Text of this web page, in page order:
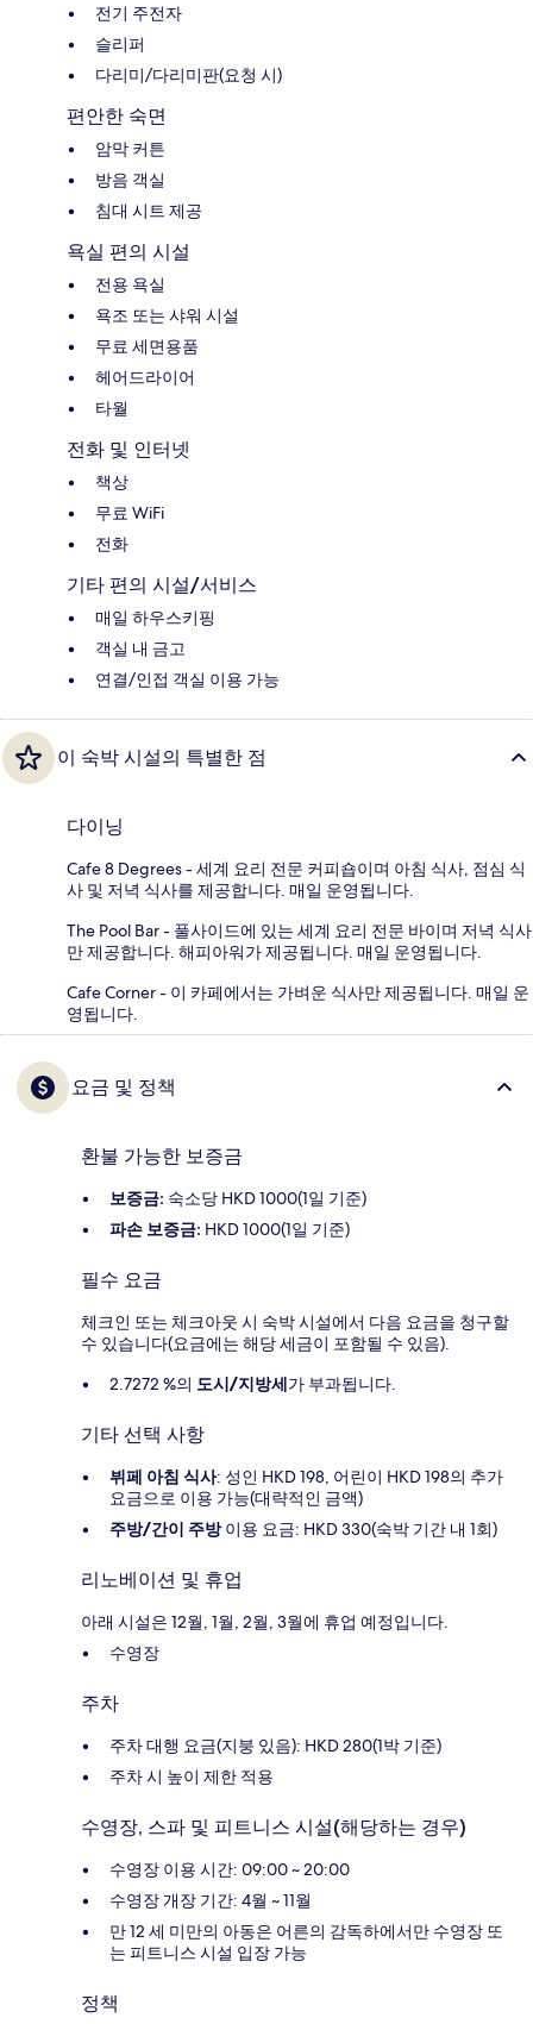
전기 주전자
슬리퍼
다리미/다리미판(요청 시)
편안한 숙면
암막 커튼
방음 객실
침대 시트 제공
욕실 편의 시설
전용 욕실
욕조 또는 샤워 시설
무료 세면용품
헤어드라이어
타월
전화 및 인터넷
책상
무료 WiFi
전화
기타 편의 시설/서비스
매일 하우스키핑
객실 내 금고
연결/인접 객실 이용 가능
이 숙박 시설의 특별한 점
다이닝
Cafe 8 Degrees - 세계 요리 전문 커피숍이며 아침 식사, 점심 식
사 및 저녁 식사를 제공합니다. 매일 운영됩니다.
The Pool Bar - 풀사이드에 있는 세계 요리 전문 바이며 저녁 식사
만 제공합니다. 해피아워가 제공됩니다. 매일 운영됩니다.
Cafe Corner - 이 카페에서는 가벼운 식사만 제공됩니다. 매일 운
영됩니다.
요금 및 정책
환불 가능한 보증금
보증금: 숙소당 HKD 1000(1일 기준)
파손 보증금: HKD 1000(1일 기준)
필수 요금
체크인 또는 체크아웃 시 숙박 시설에서 다음 요금을 청구할
수 있습니다(요금에는 해당 세금이 포함될 수 있음).
2.7272 %의 도시/지방세가 부과됩니다.
기타 선택 사항
뷔페 아침 식사: 성인 HKD 198, 어린이 HKD 198의 추가
요금으로 이용 가능(대략적인 금액)
주방/간이 주방이용 요금: HKD 330(숙박 기간 내 1회)
리노베이션 및 휴업
아래 시설은 12월, 1월, 2월, 3월에 휴업 예정입니다.
수영장
주차
주차 대행 요금(지붕 있음): HKD 280(1박 기준)
주차 시 높이 제한 적용
수영장, 스파 및 피트니스 시설(해당하는 경우)
수영장 이용 시간: 09:00 ~ 20:00
수영장 개장 기간: 4월 ~ 11월
만 12 세 미만의 아동은 어른의 감독하에서만 수영장 또
는 피트니스 시설 입장 가능
정책